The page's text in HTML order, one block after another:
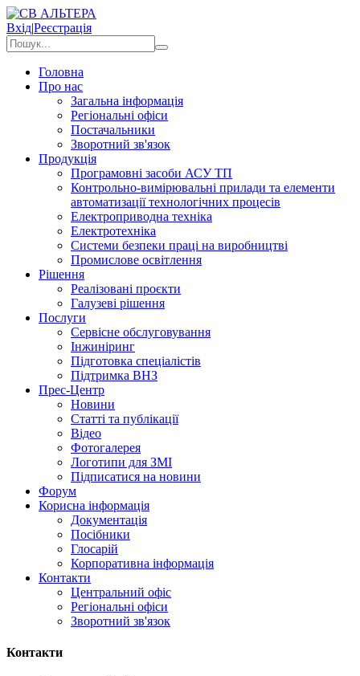
Вхід|Реєстрація
Головна
Про нас
Загальна інформація
Регіональні офіси
Постачальники
Зворотний зв'язок
Продукція
Програмовні засоби АСУ ТП
Контрольно-вимірювальні прилади та елементи
автоматизації технологічних процесів
Електроприводна техніка
Електротехніка
Системи безпеки праці на виробництві
Промислове освітлення
Рішення
Реалізовані проєкти
Галузеві рішення
Послуги
Сервісне обслуговування
Інжиніринг
Підготовка спеціалістів
Підтримка ВНЗ
Прес-Центр
Новини
Статті та публікації
Відео
Фотогалерея
Логотипи для ЗМІ
Підписатися на новини
Форум
Корисна інформація
Документація
Посібники
Глосарій
Корпоративна інформація
Контакти
Центральний офіс
Регіональні офіси
Зворотний зв'язок
Контакти